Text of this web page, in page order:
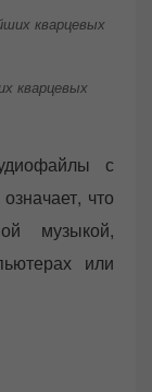
кварцевых
с
что
музыкой,
или